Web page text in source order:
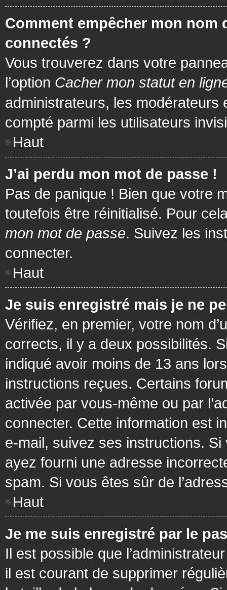
Comment empêcher mon nom
connectés ?
Vous trouverez dans votre
l’option Cacher mon statut en
administrateurs, les
compté parmi les utilisateurs
Haut
J’ai perdu mon mot de passe !
Pas de panique ! Bien que votre
toutefois être réinitialisé. Pour
mon mot de passe. Suivez les
connecter.
Haut
Je suis enregistré mais je ne
Vérifiez, en premier, votre nom
corrects, il y a deux possibilités.
indiqué avoir moins de 13 ans
instructions reçues. Certains
activée par vous-même ou par
connecter. Cette information est
e-mail, suivez ses instructions. Si
ayez fourni une adresse
spam. Si vous êtes sûr de
Haut
Je me suis enregistré par le
Il est possible que
il est courant de supprimer